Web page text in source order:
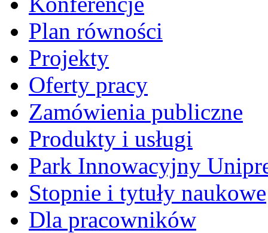
Plan równości
Projekty
Oferty pracy
Zamówienia publiczne
Produkty i usługi
Park Innowacyjny
Stopnie i tytuły naukowe
Dla pracowników